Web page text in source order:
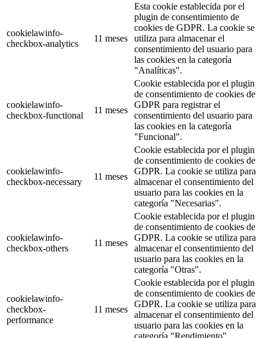
cookielawinfo-
checkbox-analytics
11 meses
Esta cookie establecida por el
plugin de consentimiento de
cookies de GDPR. La cookie se
utiliza para almacenar el
consentimiento del usuario para
las cookies en la categoría
"Analíticas".
cookielawinfo-
checkbox-functional
11 meses
Cookie establecida por el plugin
de consentimiento de cookies de
GDPR para registrar el
consentimiento del usuario para
las cookies en la categoría
"Funcional".
cookielawinfo-
checkbox-necessary
11 meses
Cookie establecida por el plugin
de consentimiento de cookies de
GDPR. La cookie se utiliza para
almacenar el consentimiento del
usuario para las cookies en la
categoría "Necesarias".
cookielawinfo-
checkbox-others
11 meses
Cookie establecida por el plugin
de consentimiento de cookies de
GDPR. La cookie se utiliza para
almacenar el consentimiento del
usuario para las cookies en la
categoría "Otras".
cookielawinfo-
checkbox-
performance
11 meses
Cookie establecida por el plugin
de consentimiento de cookies de
GDPR. La cookie se utiliza para
almacenar el consentimiento del
usuario para las cookies en la
categoría "Rendimiento".